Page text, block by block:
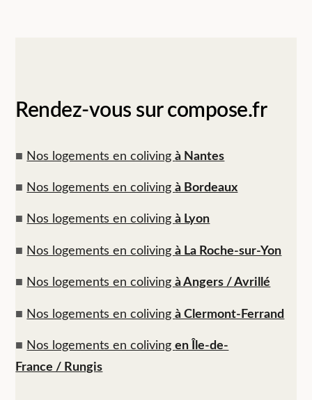
Rendez-vous sur compose.fr
■ Nos logements en colivingà Nantes
■ Nos logements en colivingà Bordeaux
■ Nos logements en colivingà Lyon
■ Nos logements en colivingà La Roche-sur-Yon
■ Nos logements en colivingà Angers / Avrillé
■ Nos logements en colivingà Clermont-Ferrand
■ Nos logements en colivingen Île-de-
France / Rungis